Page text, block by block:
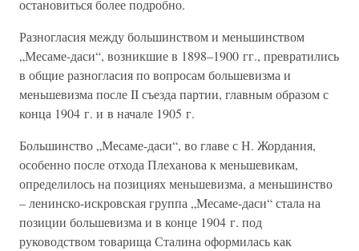
остановиться более подробно.
Разногласия между большинством и меньшинством
„Месаме-даси“, возникшие в 1898–1900 гг., превратились
в общие разногласия по вопросам большевизма и
меньшевизма после II съезда партии, главным образом с
конца 1904 г. и в начале 1905 г.
Большинство „Месаме-даси“, во главе с Н. Жордания,
особенно после отхода Плеханова к меньшевикам,
определилось на позициях меньшевизма, а меньшинство
– ленинско-искровская группа „Месаме-даси“ стала на
позиции большевизма и в конце 1904 г. под
руководством товарища Сталина оформилась как